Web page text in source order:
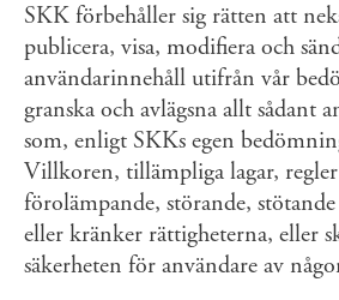
SKK förbehåller sig rätten att
publicera, visa, modifiera och
användarinnehåll utifrån vår
granska och avlägsna allt sådant
som, enligt SKKs egen
Villkoren, tillämpliga lagar,
förolämpande, störande,
eller kränker rättigheterna, eller
säkerheten för användare av